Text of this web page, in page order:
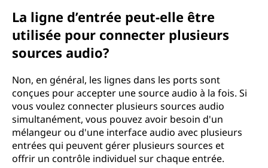
La ligne d’entrée peut-elle être
utilisée pour connecter plusieurs
sources audio?
Non, en général, les lignes dans les ports sont
conçues pour accepter une source audio à la fois. Si
vous voulez connecter plusieurs sources audio
simultanément, vous pouvez avoir besoin d'un
mélangeur ou d'une interface audio avec plusieurs
entrées qui peuvent gérer plusieurs sources et
offrir un contrôle individuel sur chaque entrée.